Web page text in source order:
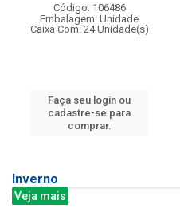
Código: 106486
Embalagem: Unidade
Caixa Com: 24 Unidade(s)
Faça seu login ou
cadastre-se para
comprar.
Inverno
Veja mais